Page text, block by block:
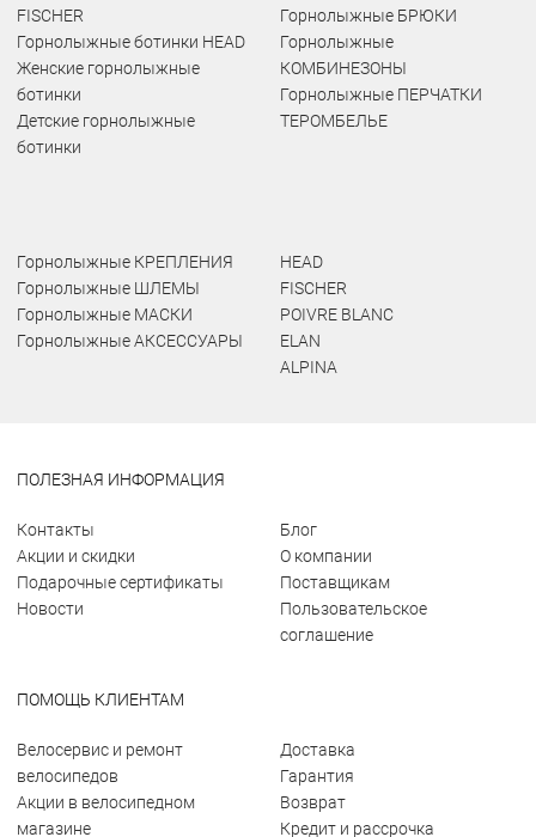
FISCHER
Горнолыжные ботинки HEAD
Женские горнолыжные
ботинки
Детские горнолыжные
ботинки
Горнолыжные БРЮКИ
Горнолыжные
КОМБИНЕЗОНЫ
Горнолыжные ПЕРЧАТКИ
ТЕРОМБЕЛЬЕ
Горнолыжные КРЕПЛЕНИЯ
Горнолыжные ШЛЕМЫ
Горнолыжные МАСКИ
Горнолыжные АКСЕССУАРЫ
HEAD
FISCHER
POIVRE BLANC
ELAN
ALPINA
ПОЛЕЗНАЯ ИНФОРМАЦИЯ
Контакты
Акции и скидки
Подарочные сертификаты
Новости
Блог
О компании
Поставщикам
Пользовательское
соглашение
ПОМОЩЬ КЛИЕНТАМ
Велосервис и ремонт
велосипедов
Акции в велосипедном
магазине
Доставка
Гарантия
Возврат
Кредит и рассрочка